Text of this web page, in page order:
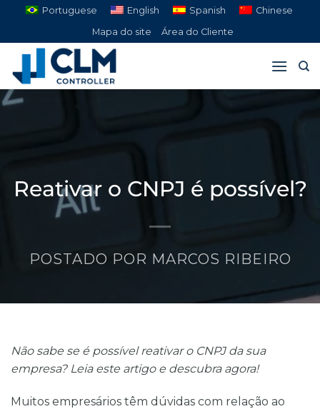
Pular
o
conteúdo
Portuguese English Spanish
Chinese
Mapa do site
Área do Cliente
Reativar o CNPJ é possível?
POSTADO POR MARCOS RIBEIRO
Não sabe se é possível reativar o CNPJ da sua
empresa? Leia este artigo e descubra agora!
Muitos empresários têm dúvidas com relação ao